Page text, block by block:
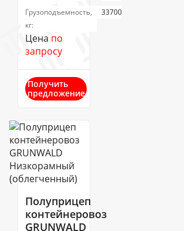
Грузоподъемность,
кг:
33700
Цена по
запросу
Получить
предложение
Полуприцеп
контейнеровоз
GRUNWALD